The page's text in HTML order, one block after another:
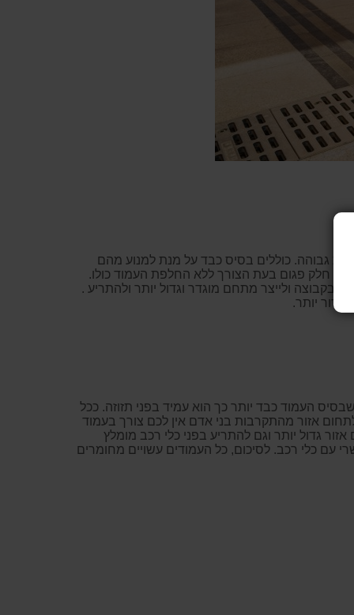
גבוהה. כוללים בסיס כבד על מנת למנוע מהם
חלק פגום בעת הצורך ללא החלפת העמוד כולו.
ולייצר מתחם מוגדר וגדול יותר ולהתריע .
יותר.
העמוד כבד יותר כך הוא עמיד בפני תזוזה. ככל
אזור מהתקרבות בני אדם אין לכם צורך בעמוד
גדול יותר וגם להתריע בפני כלי רכב מומלץ
עם כלי רכב. לסיכום, כל העמודים עשויים מחומרים